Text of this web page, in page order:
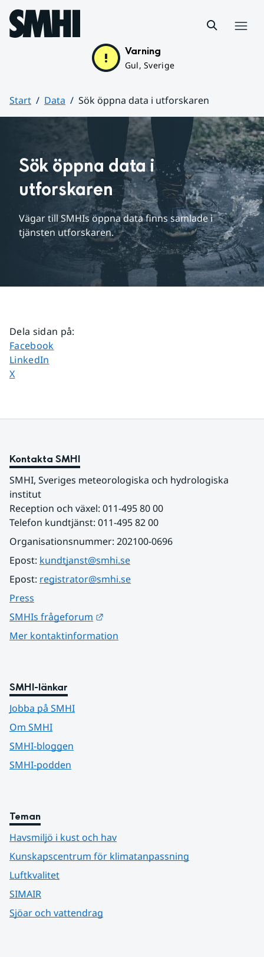
Hoppa till sidans innehåll
Varning
Gul, Sverige
Start Data
Sök öppna data i utforskaren
Huvudinnehåll
Sök öppna data i
utforskaren
Vägar till SMHIs öppna data finns samlade i
tjänsten utforskaren.
Dela sidan på:
Dela sidan på
Facebook
Dela sidan på
LinkedIn
Dela sidan på
X
Kontakta SMHI
SMHI, Sveriges meteorologiska och hydrologiska
institut
Reception och växel: 011-495 80 00
Telefon kundtjänst: 011-495 82 00
Organisationsnummer: 202100-0696
Epost: kundtjanst@smhi.se
Epost: registrator@smhi.se
Press
SMHIs frågeforum
Mer kontaktinformation
SMHI-länkar
Jobba på SMHI
Om SMHI
SMHI-bloggen
SMHI-podden
Teman
Havsmiljö i kust och hav
Kunskapscentrum för klimatanpassning
Luftkvalitet
SIMAIR
Sjöar och vattendrag